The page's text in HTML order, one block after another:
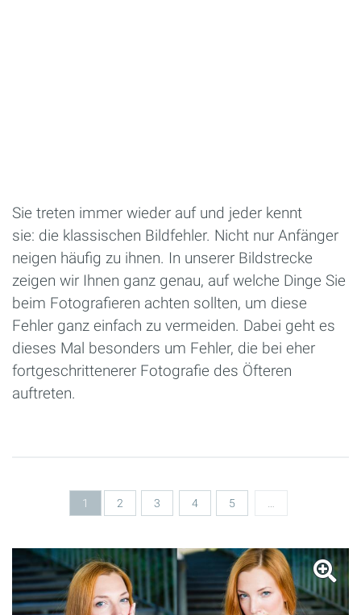
Sie treten immer wieder auf und jeder kennt
sie: die klassischen Bildfehler. Nicht nur Anfänger
neigen häufig zu ihnen. In unserer Bildstrecke
zeigen wir Ihnen ganz genau, auf welche Dinge Sie
beim Fotografieren achten sollten, um diese
Fehler ganz einfach zu vermeiden. Dabei geht es
dieses Mal besonders um Fehler, die bei eher
fortgeschrittenerer Fotografie des Öfteren
auftreten.
1 2 3 4 5